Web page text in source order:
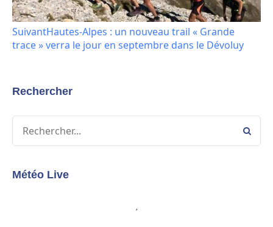
SuivantHautes-Alpes : un nouveau trail « Grande
trace » verra le jour en septembre dans le Dévoluy
Rechercher
Météo Live
,